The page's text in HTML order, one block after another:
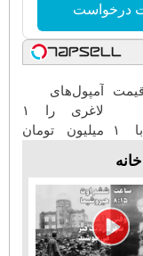
درخواست
لاغری، با ۱
از
آمپول‌های
لاغری را ۱
میلیون تومان